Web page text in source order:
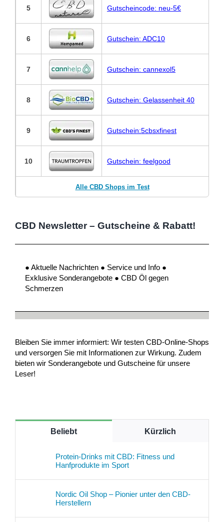
5 Gutscheincode: neu-5€
6 Gutschein: ADC10
7 Gutschein: cannexol5
8 Gutschein: Gelassenheit 40
9 Gutschein:5cbsxfinest
10 Gutschein: feelgood
Alle CBD Shops im Test
CBD Newsletter – Gutscheine & Rabatt!
● Aktuelle Nachrichten ● Service und Info ●
Exklusive Sonderangebote ● CBD Öl gegen
Schmerzen
Bleiben Sie immer informiert: Wir testen CBD-Online-Shops
und versorgen Sie mit Informationen zur Wirkung. Zudem
bieten wir Sonderangebote und Gutscheine für unsere
Leser!
Beliebt Kürzlich
Protein-Drinks mit CBD: Fitness und
Hanfprodukte im Sport
Nordic Oil Shop – Pionier unter den CBD-
Herstellern